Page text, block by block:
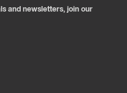
and newsletters, join our